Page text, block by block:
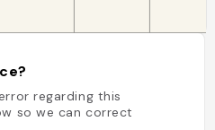
regarding this
so we can correct